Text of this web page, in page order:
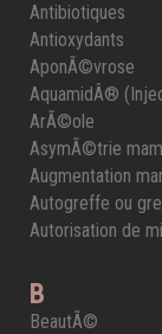
Antibiotiques
Antioxydants
AponÃ©vrose
AquamidÂ®
ArÃ©ole
AsymÃ©trie
Augmentation
Autogreffe ou
Autorisation de
B
BeautÃ©